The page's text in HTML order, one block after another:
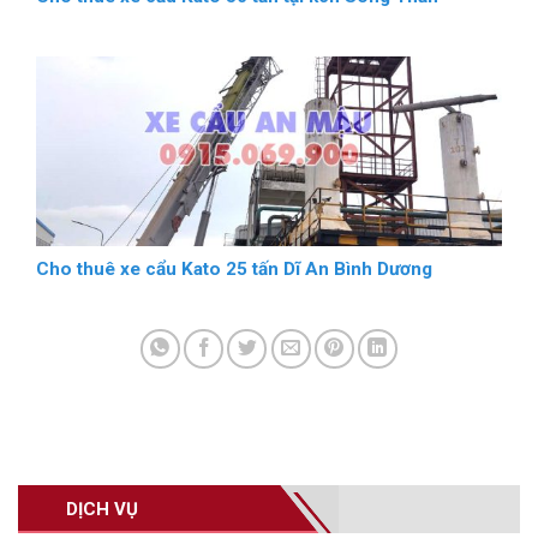
DỊCH VỤ
Cho thuê xe cẩu Kato 25 tấn Dĩ An Bình Dương